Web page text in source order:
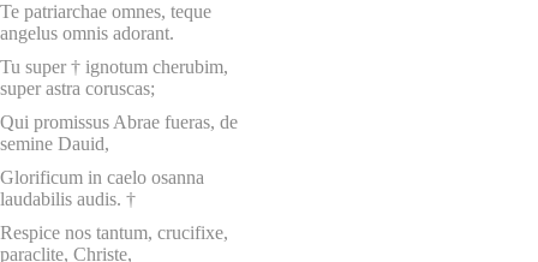
Te patriarchae omnes, teque
angelus omnis adorant.
Tu super † ignotum cherubim,
super astra coruscas;
Qui promissus Abrae fueras, de
semine Dauid,
Glorificum in caelo osanna
laudabilis audis. †
Respice nos tantum, crucifixe,
paraclite, Christe,